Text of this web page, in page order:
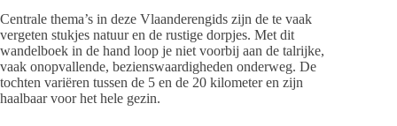
Centrale thema’s in deze Vlaanderengids zijn de te vaak
vergeten stukjes natuur en de rustige dorpjes. Met dit
wandelboek in de hand loop je niet voorbij aan de talrijke,
vaak onopvallende, bezienswaardigheden onderweg. De
tochten variëren tussen de 5 en de 20 kilometer en zijn
haalbaar voor het hele gezin.